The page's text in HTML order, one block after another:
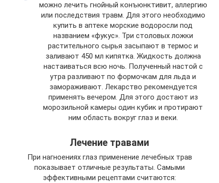
можно лечить гнойный конъюнктивит, аллергию
или последствия травм. Для этого необходимо
купить в аптеке морские водоросли под
названием «фукус». Три столовых ложки
растительного сырья засыпают в термос и
заливают 450 мл кипятка. Жидкость должна
настаиваться всю ночь. Полученный настой с
утра разливают по формочкам для льда и
замораживают. Лекарство рекомендуется
применять вечером. Для этого достают из
морозильной камеры один кубик и протирают
ним область вокруг глаз и веки.
Лечение травами
При нагноениях глаз применение лечебных трав
показывает отличные результаты. Самыми
эффективными рецептами считаются: